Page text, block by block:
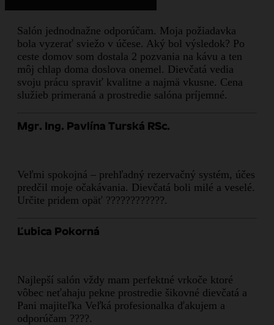
Salón jednodnažne odporúčam. Moja požiadavka
bola vyzerať sviežo v účese. Aký bol výsledok? Po
ceste domov som dostala 2 pozvania na kávu a ten
môj chlap doma doslova onemel. Dievčatá vedia
svoju prácu spraviť kvalitne a najmä vkusne. Cena
služieb primeraná a prostredie salóna príjemné.
Mgr. Ing. Pavlína Turská RSc.
Veľmi spokojná – prehľadný rezervačný systém, účes
predčil moje očakávania. Dievčatá boli milé a veselé.
Určite pridem opäť ????????????.
Ľubica Pokorná
Najlepší salón vždy mam perfektné vrkoče ktoré
vôbec neťahaju pekne prostredie šikovné dievčatá a
Pani majiteľka Veľká profesionalka ďakujem a
odporúčam ????.